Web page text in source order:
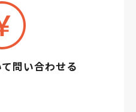
問い合わせる